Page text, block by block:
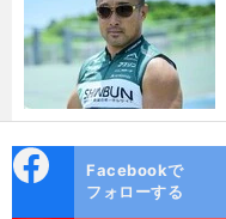
ok
Facebookで
フォローする